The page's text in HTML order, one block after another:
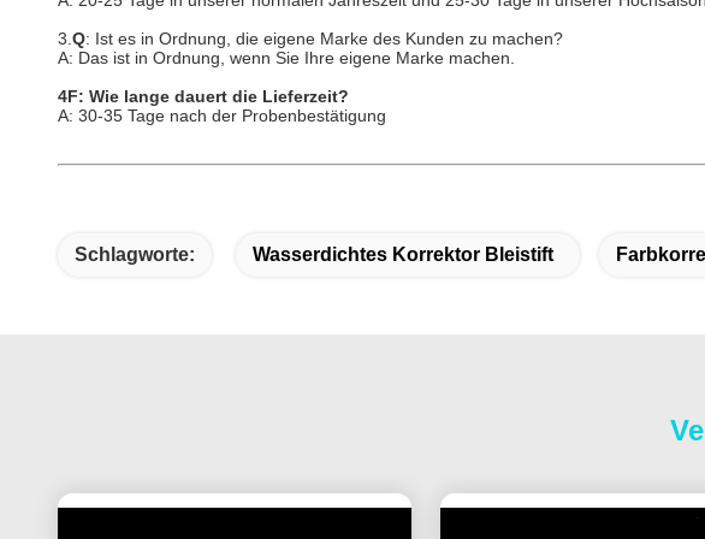
3. Q: Ist es in Ordnung, die eigene Marke des Kunden zu machen?
A: Das ist in Ordnung, wenn Sie Ihre eigene Marke machen.
4F: Wie lange dauert die Lieferzeit?
A: 30-35 Tage nach der Probenbestätigung
Schlagworte: Wasserdichtes Korrektor Bleistift